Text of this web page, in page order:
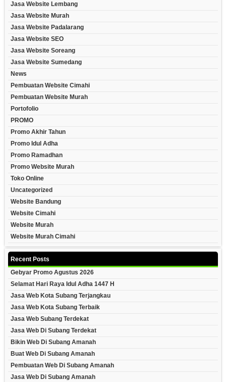
Jasa Website Lembang
Jasa Website Murah
Jasa Website Padalarang
Jasa Website SEO
Jasa Website Soreang
Jasa Website Sumedang
News
Pembuatan Website Cimahi
Pembuatan Website Murah
Portofolio
PROMO
Promo Akhir Tahun
Promo Idul Adha
Promo Ramadhan
Promo Website Murah
Toko Online
Uncategorized
Website Bandung
Website Cimahi
Website Murah
Website Murah Cimahi
Recent Posts
Gebyar Promo Agustus 2026
Selamat Hari Raya Idul Adha 1447 H
Jasa Web Kota Subang Terjangkau
Jasa Web Kota Subang Terbaik
Jasa Web Subang Terdekat
Jasa Web Di Subang Terdekat
Bikin Web Di Subang Amanah
Buat Web Di Subang Amanah
Pembuatan Web Di Subang Amanah
Jasa Web Di Subang Amanah